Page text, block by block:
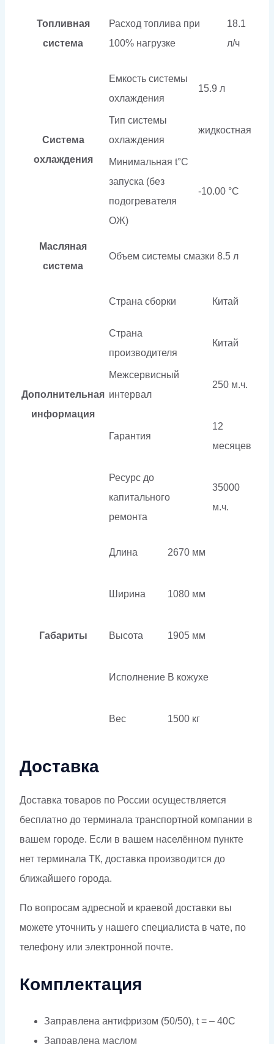
Топливная
система
Расход топлива при
100% нагрузке
18.1
л/ч
Система
охлаждения
Емкость системы
охлаждения
15.9 л
Тип системы
охлаждения
жидкостная
Минимальная t°С
запуска (без
подогревателя
ОЖ)
-10.00 °С
Масляная
система
Объем системы смазки 8.5 л
Дополнительная
информация
Страна сборки Китай
Страна
производителя
Китай
Межсервисный
интервал
250 м.ч.
Гарантия
12
месяцев
Ресурс до
капитального
ремонта
35000
м.ч.
Габариты
Длина 2670 мм
Ширина 1080 мм
Высота 1905 мм
Исполнение В кожухе
Вес 1500 кг
Доставка
Доставка товаров по России осуществляется
бесплатно до терминала транспортной компании в
вашем городе. Если в вашем населённом пункте
нет терминала ТК, доставка производится до
ближайшего города.
По вопросам адресной и краевой доставки вы
можете уточнить у нашего специалиста в чате, по
телефону или электронной почте.
Комплектация
Заправлена антифризом (50/50), t = – 40C
Заправлена маслом